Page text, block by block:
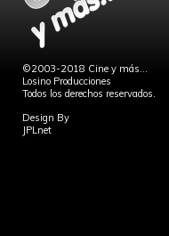
©2003-2018 Cine y más...
Losino Producciones
Todos los derechos reservados.
Design By
JPLnet